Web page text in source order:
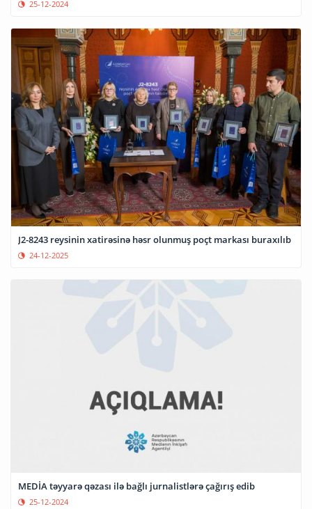
25-12-2024
J2-8243 reysinin xatirəsinə həsr olunmuş poçt markası buraxılıb
24-12-2025
MEDİA təyyarə qəzası ilə bağlı jurnalistlərə çağırış edib
25-12-2024